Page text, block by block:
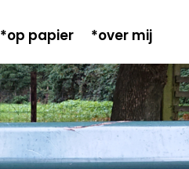
*op papier *over mij